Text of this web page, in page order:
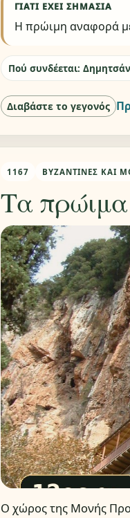
ΓΙΑΤΊ ΈΧΕΙ ΣΗΜΑΣΊΑ
Η πρώιμη αναφορά
Πού συνδέεται:
Διαβάστε το γεγονός
1167 ΒΥΖΑΝΤΙΝΈΣ ΚΑΙ
Τα
Ο χώρος της Μονής